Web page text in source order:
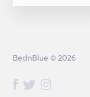
BednBlue © 2026